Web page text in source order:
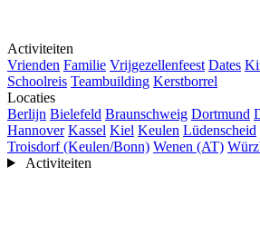
Activiteiten
Vrienden Familie Vrijgezellenfeest Dates
Schoolreis Teambuilding Kerstborrel
Locaties
Berlijn Bielefeld Braunschweig Dortmund
Hannover Kassel Kiel Keulen Lüdenscheid
Troisdorf (Keulen/Bonn) Wenen (AT)
Activiteiten